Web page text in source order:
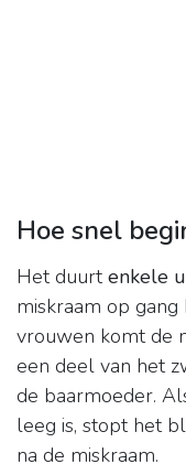
Hoe snel
Het duurtenkele
miskraam op
vrouwen komt de
een deel van het
de baarmoeder.
leeg is, stopt het
na de miskraam.